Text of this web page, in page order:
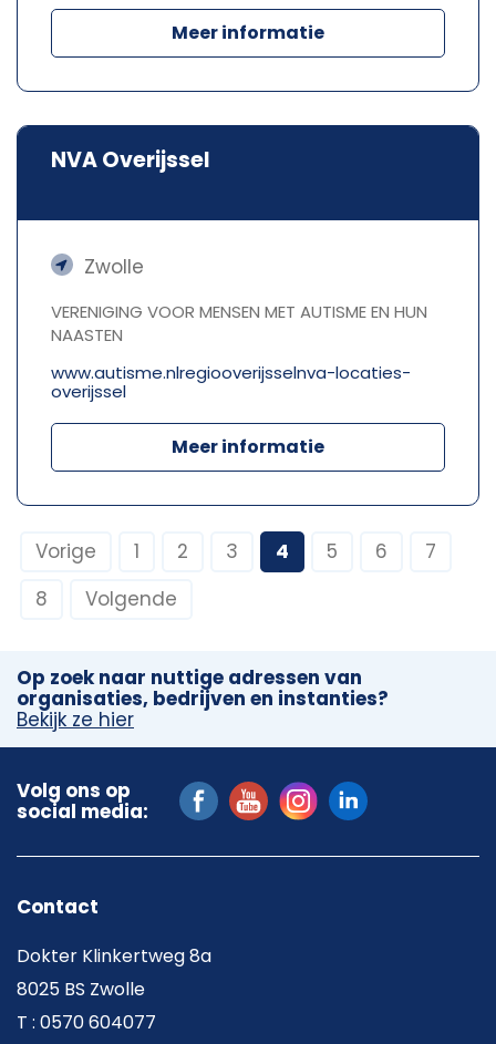
Meer informatie
NVA Overijssel
Zwolle
VERENIGING VOOR MENSEN MET AUTISME EN HUN
NAASTEN
www.autisme.nlregiooverijsselnva-locaties-
overijssel
Meer informatie
Vorige 1 2 3 4 5 6
7
8
Volgende
Op zoek naar nuttige adressen van
organisaties, bedrijven en instanties?
Bekijk ze hier
Volg ons op
social media:
Contact
Dokter Klinkertweg 8a
8025 BS Zwolle
T : 0570 604077